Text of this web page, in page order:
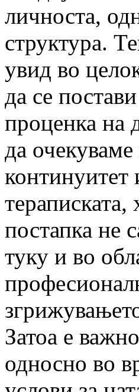
личноста,
структура.
увид во
да се
проценка на
да
континуитет
тераписката,
постапка не
туку и во
Затоа е
односно во